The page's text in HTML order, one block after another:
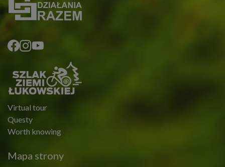
Virtual tour
Questy
Worth knowing
Mapa strony